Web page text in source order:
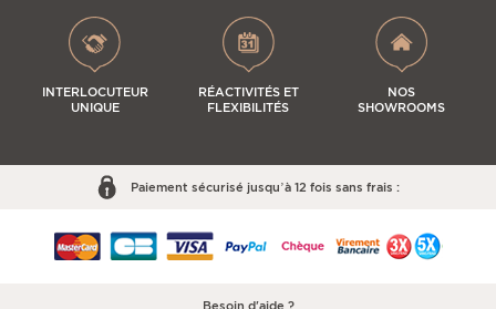
INTERLOCUTEUR
UNIQUE
RÉACTIVITÉS ET
FLEXIBILITÉS
NOS
SHOWROOMS
Paiement sécurisé jusqu’à 12 fois sans frais :